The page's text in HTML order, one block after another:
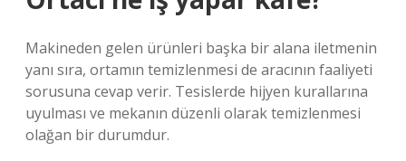
Makineden gelen ürünleri başka bir alana iletmenin
yanı sıra, ortamın temizlenmesi de aracının faaliyeti
sorusuna cevap verir. Tesislerde hijyen kurallarına
uyulması ve mekanın düzenli olarak temizlenmesi
olağan bir durumdur.